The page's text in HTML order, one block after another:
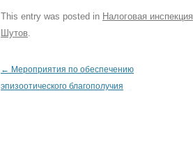
This entry was posted in Налоговая инспекция
Шутов.
Post navigation
← Мероприятия по обеспечению
эпизоотического благополучия